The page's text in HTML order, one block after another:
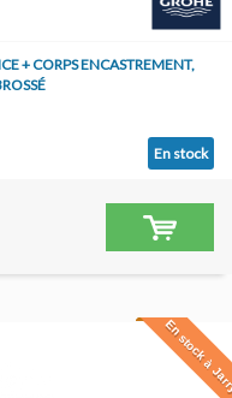
+ CORPS ENCASTREMENT,
En stock
En stock à